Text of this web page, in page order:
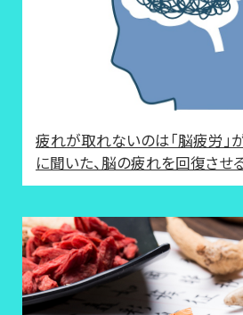
疲れが取れないのは「脳疲労」
に聞いた、脳の疲れを回復させ